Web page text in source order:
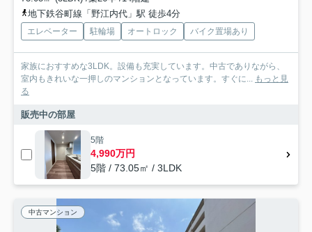
地下鉄谷町線「野江内代」駅 徒歩4分
エレベーター 駐輪場 オートロック バイク置場あり
家族におすすめな3LDK。設備も充実しています。中古でありながら、
室内もきれいな一押しのマンションとなっています。すぐに... もっと見
る
販売中の部屋
5階
4,990万円
5階 / 73.05㎡ / 3LDK
中古マンション